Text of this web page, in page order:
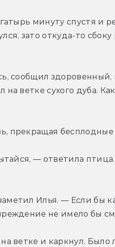
минуту спустя и
зато откуда-то сбоку
сообщил здоровенный,
ветке сухого дуба.
прекращая бесплодные
— ответила
Илья. — Если бы
не имело бы
ветке и каркнул. Было